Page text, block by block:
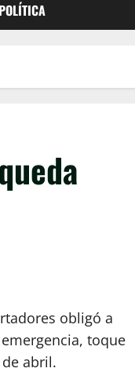
POLÍTICA
obligó a
toque
abril.